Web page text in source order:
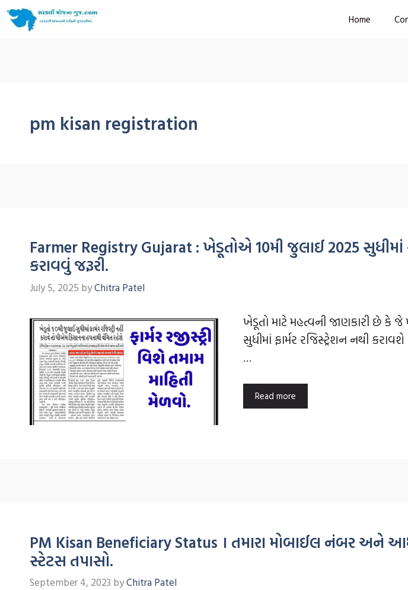
Home
pm kisan registration
Farmer Registry Gujarat : ખેડૂતોએ 10મી જુલાઈ 2025 સુધીમાં
કરાવવું જરૂરી.
July 5, 2025 byChitra Patel
ખેડૂતો માટે મહત્વની જાણકારી છે કે જે
સુધીમાં ફાર્મર રજિસ્ટ્રેશન નથી
…
Read more
PM Kisan Beneficiary Status । તમારા મોબાઈલ નંબર અને
સ્ટેટસ તપાસો.
September 4, 2023 byChitra Patel